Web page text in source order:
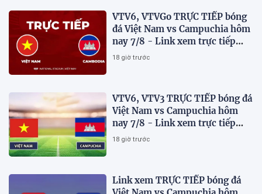
VTV6, VTVGo TRỰC TIẾP bóng
đá Việt Nam vs Campuchia hôm
nay 7/8 - Link xem trực tiếp
AFF Cup 2026 mới nhất
18 giờ trước
VTV6, VTV3 TRỰC TIẾP bóng đá
Việt Nam vs Campuchia hôm
nay 7/8 - Link xem trực tiếp
AFF Cup 2026 mới nhất
18 giờ trước
Link xem TRỰC TIẾP bóng đá